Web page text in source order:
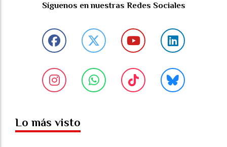
Síguenos en nuestras Redes Sociales
Lo más visto